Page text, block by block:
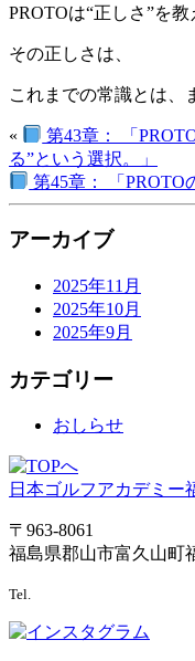
PROTOは“正しさ”を教
その正しさは、
これまでの常識とは、
«
第43章： 「
る”という選択。」
第45章： 「PROTO
アーカイブ
2025年11月
2025年10月
2025年9月
カテゴリー
おしらせ
日本ゴルフアカデミー
〒963-8061
福島県郡山市富久山町
Tel.